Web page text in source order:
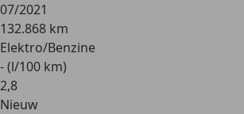
07/2021
132.868 km
Elektro/Benzine
- (l/100 km)
2,8
Nieuw